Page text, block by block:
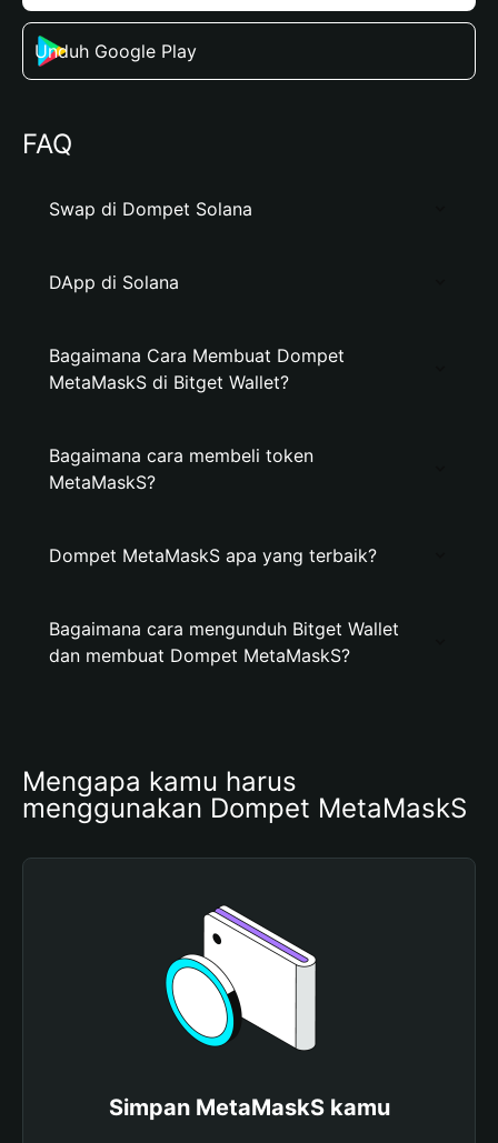
Unduh Google Play
FAQ
Swap di Dompet Solana
DApp di Solana
Bagaimana Cara Membuat Dompet
MetaMaskS di Bitget Wallet?
Bagaimana cara membeli token
MetaMaskS?
Dompet MetaMaskS apa yang terbaik?
Bagaimana cara mengunduh Bitget Wallet
dan membuat Dompet MetaMaskS?
Mengapa kamu harus
menggunakan Dompet MetaMaskS
Simpan MetaMaskS kamu